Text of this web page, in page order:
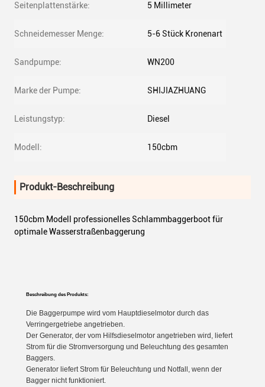
Seitenplattenstärke: 5 Millimeter
Schneidemesser Menge: 5-6 Stück Kronenart
Sandpumpe: WN200
Marke der Pumpe: SHIJIAZHUANG
Leistungstyp: Diesel
Modell: 150cbm
Produkt-Beschreibung
150cbm Modell professionelles Schlammbaggerboot für
optimale Wasserstraßenbaggerung
Beschreibung des Produkts:
Die Baggerpumpe wird vom Hauptdieselmotor durch das
Verringergetriebe angetrieben.
Der Generator, der vom Hilfsdieselmotor angetrieben wird, liefert
Strom für die Stromversorgung und Beleuchtung des gesamten
Baggers.
Generator liefert Strom für Beleuchtung und Notfall, wenn der
Bagger nicht funktioniert.